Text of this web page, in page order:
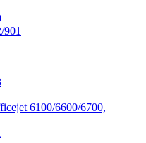
6100/6600/6700,